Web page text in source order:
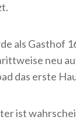
als Gasthof
neu
das erste
ist